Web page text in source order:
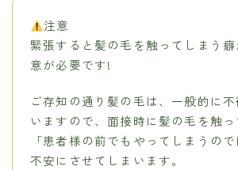
注意
緊張すると髪の毛を触ってしまう
意が必要です!
ご存知の通り髪の毛は、一般的に
いますので、面接時に髪の毛を触っ
「患者様の前でもやってしまうの
不安にさせてしまいます。